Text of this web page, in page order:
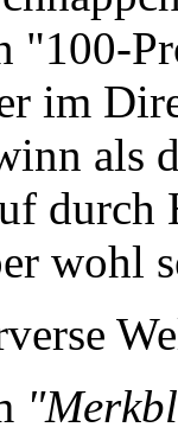
"100-
im
als
durch
wohl